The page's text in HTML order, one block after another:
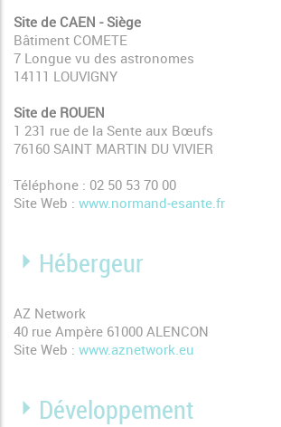
Site de CAEN - Siège
Bâtiment COMETE
7 Longue vu des astronomes
14111 LOUVIGNY
Site de ROUEN
1 231 rue de la Sente aux Bœufs
76160 SAINT MARTIN DU VIVIER
Téléphone : 02 50 53 70 00
Site Web : www.normand-esante.fr
Hébergeur
AZ Network
40 rue Ampère 61000 ALENCON
Site Web : www.aznetwork.eu
Développement